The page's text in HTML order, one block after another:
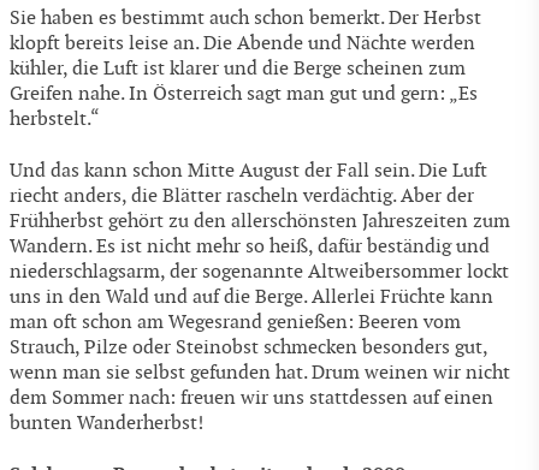
Sie haben es bestimmt auch schon bemerkt. Der Herbst
klopft bereits leise an. Die Abende und Nächte werden
kühler, die Luft ist klarer und die Berge scheinen zum
Greifen nahe. In Österreich sagt man gut und gern: „Es
herbstelt.“
Und das kann schon Mitte August der Fall sein. Die Luft
riecht anders, die Blätter rascheln verdächtig. Aber der
Frühherbst gehört zu den allerschönsten Jahreszeiten zum
Wandern. Es ist nicht mehr so heiß, dafür beständig und
niederschlagsarm, der sogenannte Altweibersommer lockt
uns in den Wald und auf die Berge. Allerlei Früchte kann
man oft schon am Wegesrand genießen: Beeren vom
Strauch, Pilze oder Steinobst schmecken besonders gut,
wenn man sie selbst gefunden hat. Drum weinen wir nicht
dem Sommer nach: freuen wir uns stattdessen auf einen
bunten Wanderherbst!